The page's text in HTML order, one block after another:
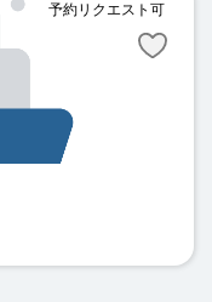
予約リクエスト可